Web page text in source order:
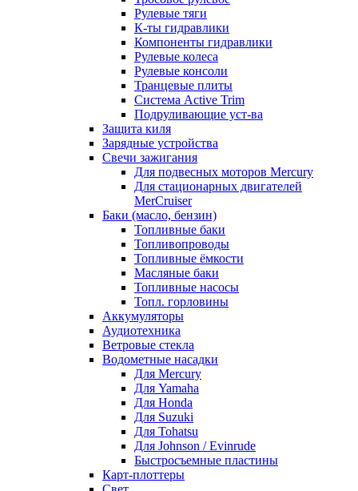
Рулевые тяги
К-ты гидравлики
Компоненты гидравлики
Рулевые колеса
Рулевые консоли
Транцевые плиты
Система Active Trim
Подруливающие уст-ва
Защита киля
Зарядные устройства
Свечи зажигания
Для подвесных моторов Mercury
Для стационарных двигателей
MerCruiser
Баки (масло, бензин)
Топливные баки
Топливопроводы
Топливные ёмкости
Масляные баки
Топливные насосы
Топл. горловины
Аккумуляторы
Аудиотехника
Ветровые стекла
Водометные насадки
Для Mercury
Для Yamaha
Для Honda
Для Suzuki
Для Tohatsu
Для Johnson / Evinrude
Быстросъемные пластины
Карт-плоттеры